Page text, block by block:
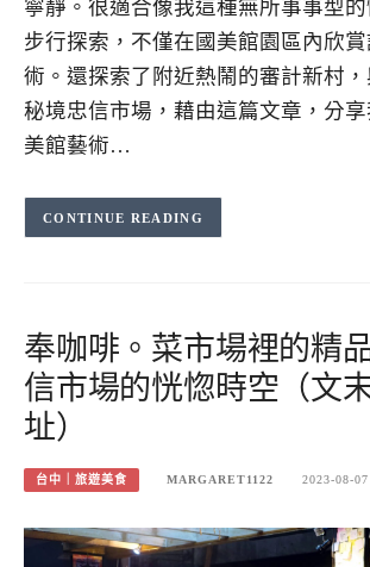
寧靜。很適合像我這種無所事事型
步行探索，不僅在國美館園區內欣
術。還探索了附近熱鬧的審計新村
秘境忠信市場，藉由這篇文章，分
美館藝術…
CONTINUE READING
奉咖啡。菜市場裡的精
信市場的恍惚時空（文
址）
台中｜旅遊美食 MARGARET1122 2023-08-07